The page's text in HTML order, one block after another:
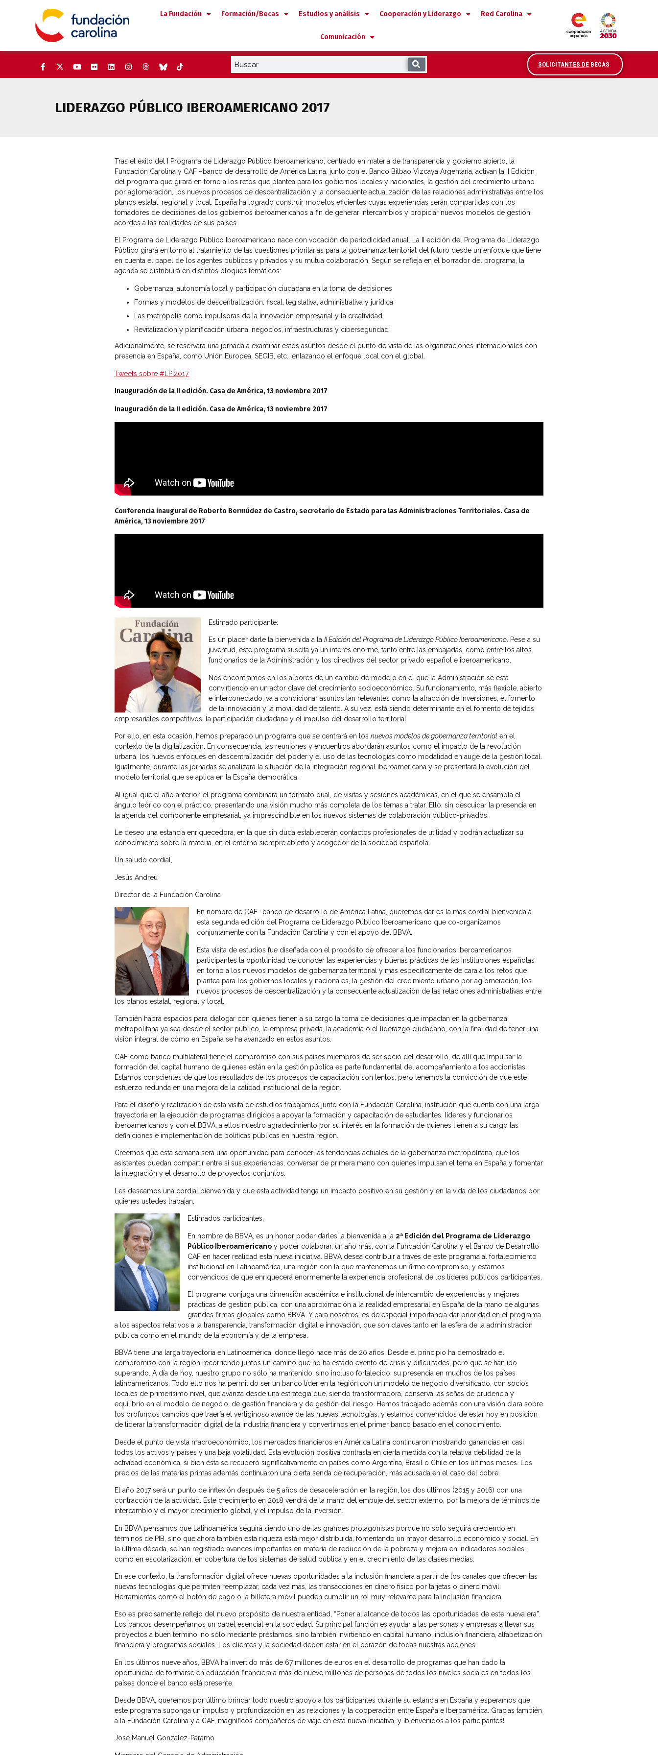
La Fundación Formación/Becas Estudios y análisis Cooperación y Liderazgo Red Carolina
Comunicación
SOLICITANTES DE BECAS
LIDERAZGO PÚBLICO IBEROAMERICANO 2017
Tras el éxito del I Programa de Liderazgo Público Iberoamericano, centrado en materia de transparencia y gobierno abierto, la
Fundación Carolina y CAF –banco de desarrollo de América Latina, junto con el Banco Bilbao Vizcaya Argentaria, activan la II Edición
del programa que girará en torno a los retos que plantea para los gobiernos locales y nacionales, la gestión del crecimiento urbano
por aglomeración, los nuevos procesos de descentralización y la consecuente actualización de las relaciones administrativas entre los
planos estatal, regional y local. España ha logrado construir modelos eficientes cuyas experiencias serán compartidas con los
tomadores de decisiones de los gobiernos iberoamericanos a fin de generar intercambios y propiciar nuevos modelos de gestión
acordes a las realidades de sus países.
El Programa de Liderazgo Público Iberoamericano nace con vocación de periodicidad anual. La II edición del Programa de Liderazgo
Público girará en torno al tratamiento de las cuestiones prioritarias para la gobernanza territorial del futuro desde un enfoque que tiene
en cuenta el papel de los agentes públicos y privados y su mutua colaboración. Según se refleja en el borrador del programa, la
agenda se distribuirá en distintos bloques temáticos:
Gobernanza, autonomía local y participación ciudadana en la toma de decisiones
Formas y modelos de descentralización: fiscal, legislativa, administrativa y jurídica
Las metrópolis como impulsoras de la innovación empresarial y la creatividad
Revitalización y planificación urbana: negocios, infraestructuras y ciberseguridad
Adicionalmente, se reservará una jornada a examinar estos asuntos desde el punto de vista de las organizaciones internacionales con
presencia en España, como Unión Europea, SEGIB, etc., enlazando el enfoque local con el global.
Tweets sobre #LPI2017
Inauguración de la II edición. Casa de América, 13 noviembre 2017
Inauguración de la II edición. Casa de América, 13 noviembre 2017
Conferencia inaugural de Roberto Bermúdez de Castro, secretario de Estado para las Administraciones Territoriales. Casa de
América, 13 noviembre 2017
Estimado participante:
Es un placer darle la bienvenida a la II Edición del Programa de Liderazgo Público Iberoamericano. Pese a su
juventud, este programa suscita ya un interés enorme, tanto entre las embajadas, como entre los altos
funcionarios de la Administración y los directivos del sector privado español e iberoamericano.
Nos encontramos en los albores de un cambio de modelo en el que la Administración se está
convirtiendo en un actor clave del crecimiento socioeconómico. Su funcionamiento, más flexible, abierto
e interconectado, va a condicionar asuntos tan relevantes como la atracción de inversiones, el fomento
de la innovación y la movilidad de talento. A su vez, está siendo determinante en el fomento de tejidos
empresariales competitivos, la participación ciudadana y el impulso del desarrollo territorial.
Por ello, en esta ocasión, hemos preparado un programa que se centrará en los nuevos modelos de gobernanza territorial en el
contexto de la digitalización. En consecuencia, las reuniones y encuentros abordarán asuntos como el impacto de la revolución
urbana, los nuevos enfoques en descentralización del poder y el uso de las tecnologías como modalidad en auge de la gestión local.
Igualmente, durante las jornadas se analizará la situación de la integración regional iberoamericana y se presentará la evolución del
modelo territorial que se aplica en la España democrática.
Al igual que el año anterior, el programa combinará un formato dual, de visitas y sesiones académicas, en el que se ensambla el
ángulo teórico con el práctico, presentando una visión mucho más completa de los temas a tratar. Ello, sin descuidar la presencia en
la agenda del componente empresarial, ya imprescindible en los nuevos sistemas de colaboración público-privados.
Le deseo una estancia enriquecedora, en la que sin duda establecerán contactos profesionales de utilidad y podrán actualizar su
conocimiento sobre la materia, en el entorno siempre abierto y acogedor de la sociedad española.
Un saludo cordial,
Jesús Andreu
Director de la Fundación Carolina
En nombre de CAF- banco de desarrollo de América Latina, queremos darles la más cordial bienvenida a
esta segunda edición del Programa de Liderazgo Público Iberoamericano que co-organizamos
conjuntamente con la Fundación Carolina y con el apoyo del BBVA.
Esta visita de estudios fue diseñada con el propósito de ofrecer a los funcionarios iberoamericanos
participantes la oportunidad de conocer las experiencias y buenas prácticas de las instituciones españolas
en torno a los nuevos modelos de gobernanza territorial y más específicamente de cara a los retos que
plantea para los gobiernos locales y nacionales, la gestión del crecimiento urbano por aglomeración, los
nuevos procesos de descentralización y la consecuente actualización de las relaciones administrativas entre
los planos estatal, regional y local.
También habrá espacios para dialogar con quienes tienen a su cargo la toma de decisiones que impactan en la gobernanza
metropolitana ya sea desde el sector público, la empresa privada, la academia o el liderazgo ciudadano, con la finalidad de tener una
visión integral de cómo en España se ha avanzado en estos asuntos.
CAF como banco multilateral tiene el compromiso con sus países miembros de ser socio del desarrollo, de allí que impulsar la
formación del capital humano de quienes están en la gestión pública es parte fundamental del acompañamiento a los accionistas.
Estamos conscientes de que los resultados de los procesos de capacitación son lentos, pero tenemos la convicción de que este
esfuerzo redunda en una mejora de la calidad institucional de la región.
Para el diseño y realización de esta visita de estudios trabajamos junto con la Fundación Carolina, institución que cuenta con una larga
trayectoria en la ejecución de programas dirigidos a apoyar la formación y capacitación de estudiantes, líderes y funcionarios
iberoamericanos y con el BBVA, a ellos nuestro agradecimiento por su interés en la formación de quienes tienen a su cargo las
definiciones e implementación de políticas públicas en nuestra región.
Creemos que esta semana será una oportunidad para conocer las tendencias actuales de la gobernanza metropolitana, que los
asistentes puedan compartir entre si sus experiencias, conversar de primera mano con quienes impulsan el tema en España y fomentar
la integración y el desarrollo de proyectos conjuntos.
Les deseamos una cordial bienvenida y que esta actividad tenga un impacto positivo en su gestión y en la vida de los ciudadanos por
quienes ustedes trabajan.
Estimados participantes,
En nombre de BBVA, es un honor poder darles la bienvenida a la 2ª Edición del Programa de Liderazgo
Público Iberoamericano y poder colaborar, un año más, con la Fundación Carolina y el Banco de Desarrollo
CAF en hacer realidad esta nueva iniciativa. BBVA desea contribuir a través de este programa al fortalecimiento
institucional en Latinoamérica, una región con la que mantenemos un firme compromiso, y estamos
convencidos de que enriquecerá enormemente la experiencia profesional de los líderes públicos participantes.
El programa conjuga una dimensión académica e institucional de intercambio de experiencias y mejores
prácticas de gestión pública, con una aproximación a la realidad empresarial en España de la mano de algunas
grandes firmas globales como BBVA. Y para nosotros, es de especial importancia dar prioridad en el programa
a los aspectos relativos a la transparencia, transformación digital e innovación, que son claves tanto en la esfera de la administración
pública como en el mundo de la economía y de la empresa.
BBVA tiene una larga trayectoria en Latinoamérica, donde llegó hace más de 20 años. Desde el principio ha demostrado el
compromiso con la región recorriendo juntos un camino que no ha estado exento de crisis y dificultades, pero que se han ido
superando. A día de hoy, nuestro grupo no sólo ha mantenido, sino incluso fortalecido, su presencia en muchos de los países
latinoamericanos. Todo ello nos ha permitido ser un banco líder en la región con un modelo de negocio diversificado, con socios
locales de primerísimo nivel, que avanza desde una estrategia que, siendo transformadora, conserva las señas de prudencia y
equilibrio en el modelo de negocio, de gestión financiera y de gestión del riesgo. Hemos trabajado además con una visión clara sobre
los profundos cambios que traería el vertiginoso avance de las nuevas tecnologías, y estamos convencidos de estar hoy en posición
de liderar la transformación digital de la industria financiera y convertirnos en el primer banco basado en el conocimiento.
Desde el punto de vista macroeconómico, los mercados financieros en América Latina continuaron mostrando ganancias en casi
todos los activos y países y una baja volatilidad. Esta evolución positiva contrasta en cierta medida con la relativa debilidad de la
actividad económica, si bien ésta se recuperó significativamente en países como Argentina, Brasil o Chile en los últimos meses. Los
precios de las materias primas además continuaron una cierta senda de recuperación, más acusada en el caso del cobre.
El año 2017 será un punto de inflexión después de 5 años de desaceleración en la región, los dos últimos (2015 y 2016) con una
contracción de la actividad. Este crecimiento en 2018 vendrá de la mano del empuje del sector externo, por la mejora de términos de
intercambio y el mayor crecimiento global, y el impulso de la inversión.
En BBVA pensamos que Latinoamérica seguirá siendo uno de las grandes protagonistas porque no sólo seguirá creciendo en
términos de PIB, sino que ahora también esta riqueza está mejor distribuida, fomentando un mayor desarrollo económico y social. En
la última década, se han registrado avances importantes en materia de reducción de la pobreza y mejora en indicadores sociales,
como en escolarización, en cobertura de los sistemas de salud pública y en el crecimiento de las clases medias.
En ese contexto, la transformación digital ofrece nuevas oportunidades a la inclusión financiera a partir de los canales que ofrecen las
nuevas tecnologías que permiten reemplazar, cada vez más, las transacciones en dinero físico por tarjetas o dinero móvil.
Herramientas como el botón de pago o la billetera móvil pueden cumplir un rol muy relevante para la inclusión financiera.
Eso es precisamente reflejo del nuevo propósito de nuestra entidad, “Poner al alcance de todos las oportunidades de este nueva era”.
Los bancos desempeñamos un papel esencial en la sociedad. Su principal función es ayudar a las personas y empresas a llevar sus
proyectos a buen término, no sólo mediante préstamos, sino también invirtiendo en capital humano, inclusión financiera, alfabetización
financiera y programas sociales. Los clientes y la sociedad deben estar en el corazón de todas nuestras acciones.
En los últimos nueve años, BBVA ha invertido más de 67 millones de euros en el desarrollo de programas que han dado la
oportunidad de formarse en educación financiera a más de nueve millones de personas de todos los niveles sociales en todos los
países donde el banco está presente.
Desde BBVA, queremos por último brindar todo nuestro apoyo a los participantes durante su estancia en España y esperamos que
este programa suponga un impulso y profundización en las relaciones y la cooperación entre España e Iberoamérica. Gracias también
a la Fundación Carolina y a CAF, magníficos compañeros de viaje en esta nueva iniciativa, y ¡bienvenidos a los participantes!
José Manuel González-Páramo